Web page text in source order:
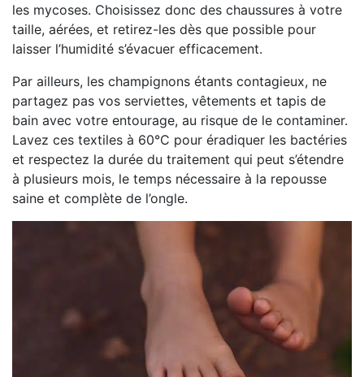
les mycoses. Choisissez donc des chaussures à votre
taille, aérées, et retirez-les dès que possible pour
laisser l’humidité s’évacuer efficacement.
Par ailleurs, les champignons étants contagieux, ne
partagez pas vos serviettes, vêtements et tapis de
bain avec votre entourage, au risque de le contaminer.
Lavez ces textiles à 60°C pour éradiquer les bactéries
et respectez la durée du traitement qui peut s’étendre
à plusieurs mois, le temps nécessaire à la repousse
saine et complète de l’ongle.